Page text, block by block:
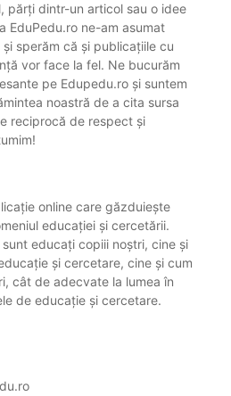
părți dintr-un articol sau o idee
EduPedu.ro ne-am asumat
sperăm că și publicațiile cu
vor face la fel. Ne bucurăm
pe Edupedu.ro și suntem
noastră de a cita sursa
reciprocă de respect și
online care găzduiește
educației și cercetării.
educați copiii noștri, cine și
și cercetare, cine și cum
cât de adecvate la lumea în
de educație și cercetare.